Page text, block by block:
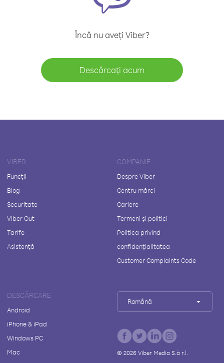
Încă nu aveți Viber?
Descărcați acum
VIBER
Funcții
Blog
Securitate
Viber Out
Tarife
Asistență
COMPANIE
Despre Viber
Centru mărci
Cariere
Termeni și politici
Politica privind
confidențialitatea
Customer Complaints Code
DESCĂRCARE
Android
iPhone & iPad
Windows PC
Mac
Română
© 2026Viber Media S.à r.l.